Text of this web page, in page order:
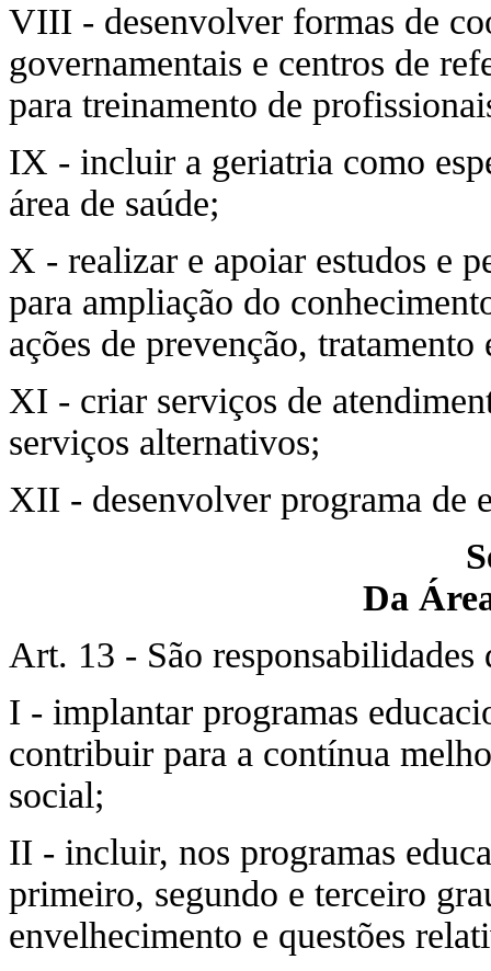
VIII - desenvolver formas de
governamentais e centros de
para treinamento de
IX - incluir a geriatria como
área de saúde;
X - realizar e apoiar estudos e
para ampliação do
ações de prevenção,
XI - criar serviços de
serviços alternativos;
XII - desenvolver programa de
Da
Art. 13 - São responsabilidades
I - implantar programas
contribuir para a contínua
social;
II - incluir, nos programas
primeiro, segundo e terceiro
envelhecimento e questões